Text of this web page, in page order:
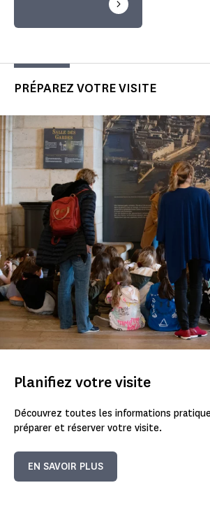
PRÉPAREZ VOTRE VISITE
Planifiez votre visite
Découvrez toutes les informations
préparer et réserver votre visite.
EN SAVOIR PLUS